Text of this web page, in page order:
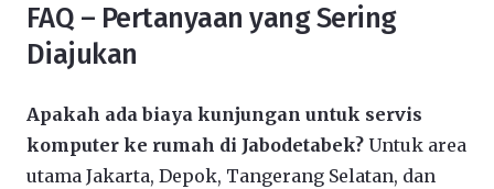
FAQ – Pertanyaan yang Sering
Diajukan
Apakah ada biaya kunjungan untuk servis
komputer ke rumah di Jabodetabek? Untuk area
utama Jakarta, Depok, Tangerang Selatan, dan